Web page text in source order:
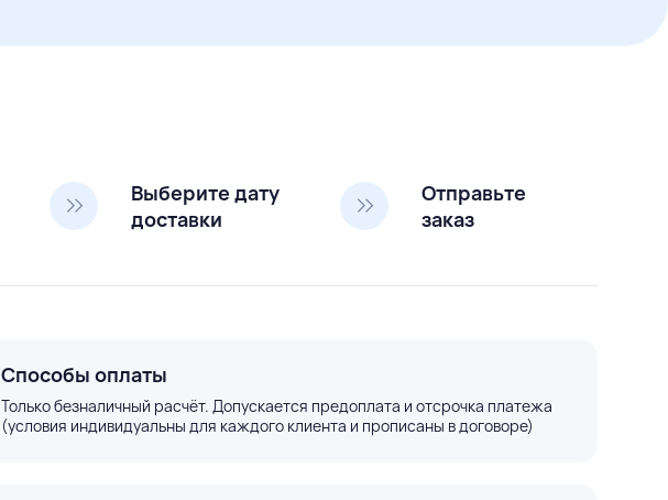
Выберите дату
доставки
Отправьте
заказ
Способы оплаты
Только безналичный расчёт. Допускается предоплата и отсрочка платежа
(условия индивидуальны для каждого клиента и прописаны в договоре)